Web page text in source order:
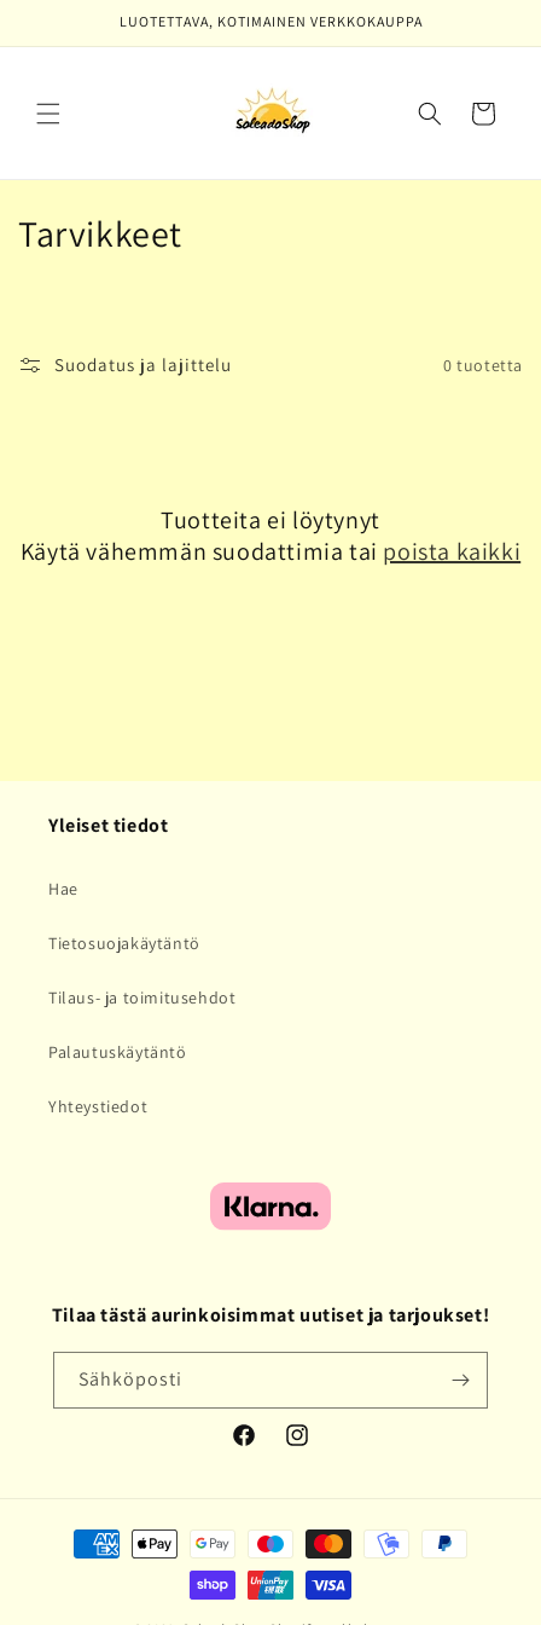
sisältöön
LUOTETTAVA, KOTIMAINEN VERKKOKAUPPA
Ostoskori
K
o
a
Tarvikkeet
Suodatus ja lajittelu 0 tuotetta
Tuotteita ei löytynyt
Käytä vähemmän suodattimia tai poista kaikki
Yleiset tiedot
Hae
Tietosuojakäytäntö
Tilaus- ja toimitusehdot
Palautuskäytäntö
Yhteystiedot
Tilaa tästä aurinkoisimmat uutiset ja tarjoukset!
Sähköposti
FacebookInstagram
Maksutavat